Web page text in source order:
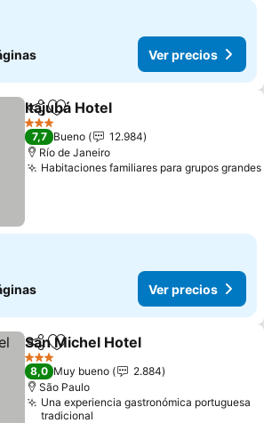
Ver precios
CompartirAgregar a favoritos
Itajubá Hotel
3 Estrellas
7,7 Bueno
12.984
Río de Janeiro
Habitaciones familiares para grupos grandes
Ver precios
CompartirAgregar a favoritos
San Michel Hotel
3 Estrellas
8,0 Muy bueno
2.884
São Paulo
Una experiencia gastronómica portuguesa
tradicional